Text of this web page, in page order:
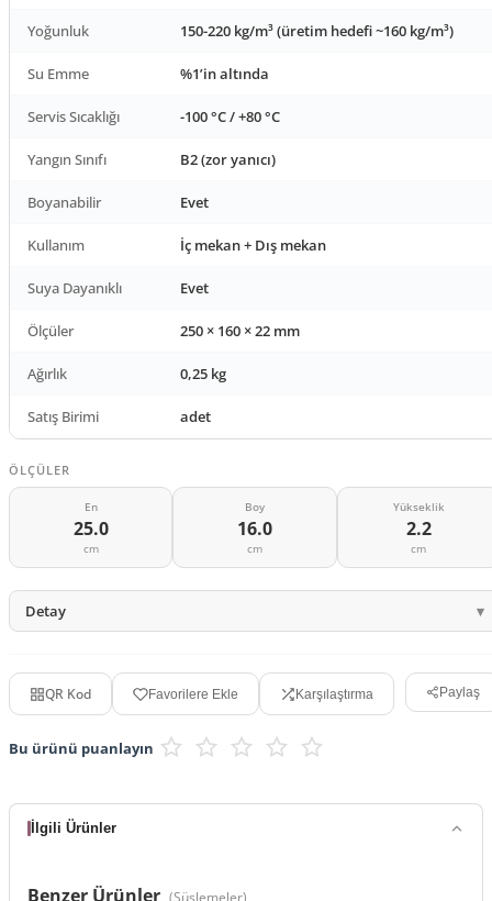
Yoğunluk 150-220 kg/m³ (üretim hedefi ~160 kg/m³)
Su Emme %1’in altında
Servis Sıcaklığı -100 °C / +80 °C
Yangın Sınıfı B2 (zor yanıcı)
Boyanabilir Evet
Kullanım İç mekan + Dış mekan
Suya Dayanıklı Evet
Ölçüler 250 × 160 × 22 mm
Ağırlık 0,25 kg
Satış Birimi adet
ÖLÇÜLER
En
25.0
cm
Boy
16.0
cm
Yükseklik
2.2
cm
Detay
QR Kod Favorilere Ekle Karşılaştırma Paylaş
Bu ürünü puanlayın
İlgili Ürünler
Benzer Ürünler